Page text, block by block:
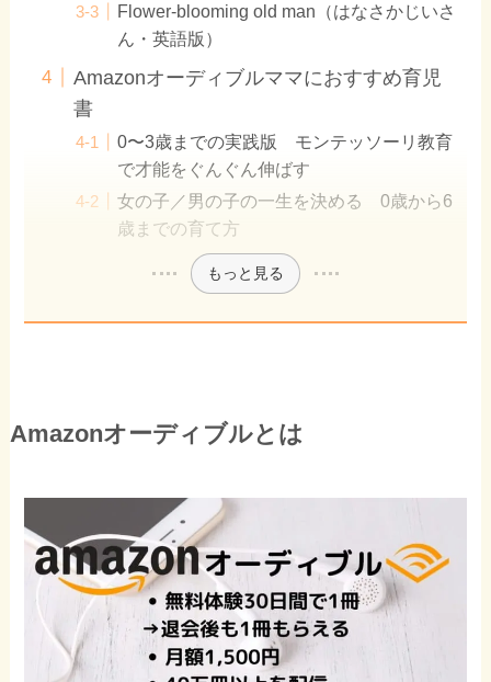
Flower-blooming old man（はなさかじいさ
ん・英語版）
Amazonオーディブルママにおすすめ育児
書
0〜3歳までの実践版 モンテッソーリ教育
で才能をぐんぐん伸ばす
女の子／男の子の一生を決める 0歳から6
歳までの育て方
もっと見る
Amazonオーディブルとは